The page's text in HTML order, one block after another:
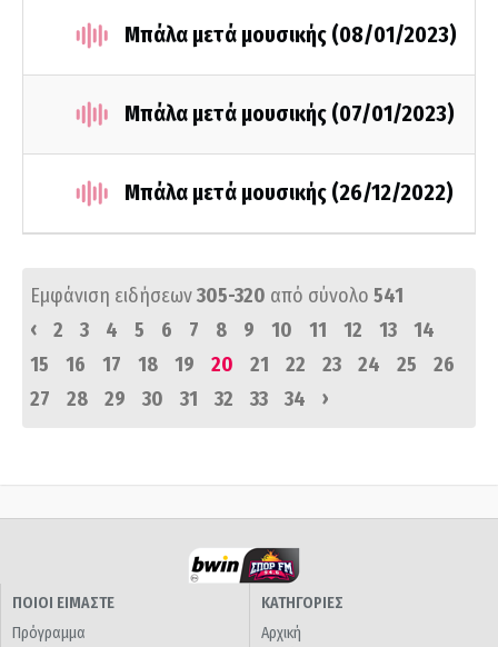
Μπάλα μετά μουσικής (08/01/2023)
Μπάλα μετά μουσικής (07/01/2023)
Μπάλα μετά μουσικής (26/12/2022)
Εμφάνιση ειδήσεων305-320 από σύνολο 541
‹
2 3 4 5 6 7 8 9 10 11 12 13
14
15
16 17 18 19 20 21 22 23 24 25
26
27
28 29 30 31 32 33 34 ›
ΠΟΙΟΙ ΕΙΜΑΣΤΕ
Πρόγραμμα
ΚΑΤΗΓΟΡΙΕΣ
Αρχική